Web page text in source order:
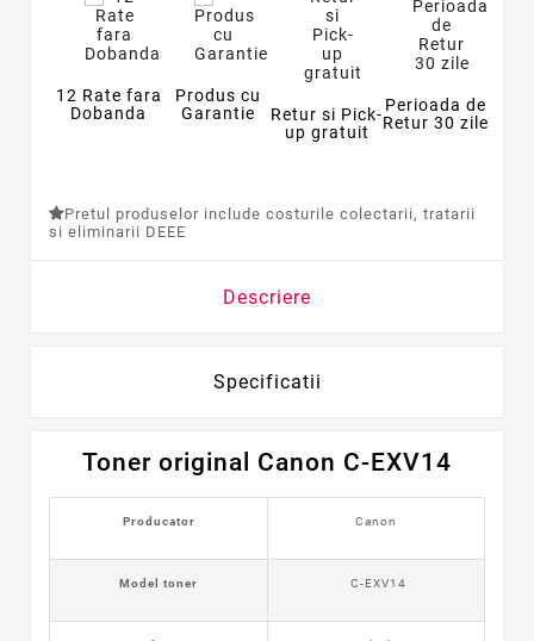
12 Rate fara
Dobanda
Produs cu
Garantie
Retur si Pick-
up gratuit
Perioada de
Retur 30 zile
Pretul produselor include costurile colectarii, tratarii
si eliminarii DEEE
Descriere
Specificatii
Toner original Canon C-EXV14
Producator Canon
Model toner C-EXV14